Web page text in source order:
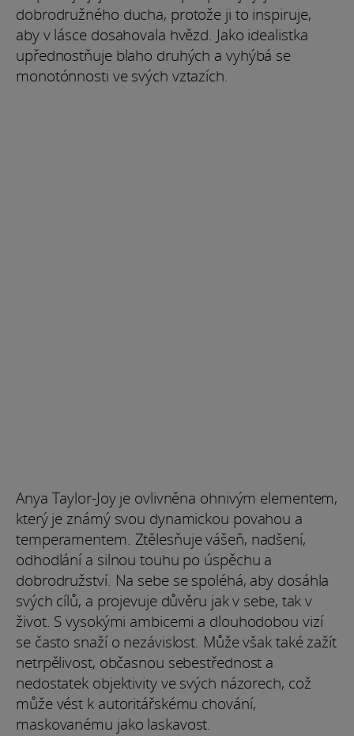
dobrodružného ducha, protože ji to inspiruje,
aby v lásce dosahovala hvězd. Jako idealistka
upřednostňuje blaho druhých a vyhýbá se
monotónnosti ve svých vztazích.
Anya Taylor-Joy je ovlivněna ohnivým elementem,
který je známý svou dynamickou povahou a
temperamentem. Ztělesňuje vášeň, nadšení,
odhodlání a silnou touhu po úspěchu a
dobrodružství. Na sebe se spoléhá, aby dosáhla
svých cílů, a projevuje důvěru jak v sebe, tak v
život. S vysokými ambicemi a dlouhodobou vizí
se často snaží o nezávislost. Může však také zažít
netrpělivost, občasnou sebestřednost a
nedostatek objektivity ve svých názorech, což
může vést k autoritářskému chování,
maskovanému jako laskavost.